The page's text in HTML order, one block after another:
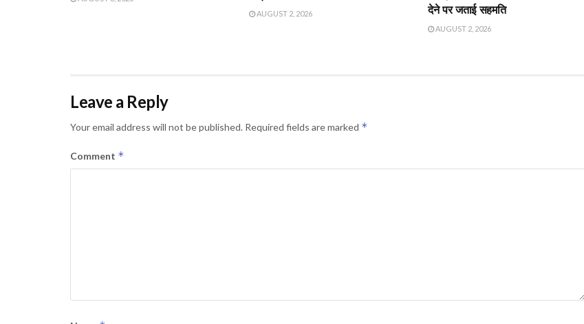
AUGUST 2, 2026
देने पर जताई सहमति
AUGUST 2, 2026
Leave a Reply
Your email address will not be published. Required fields are marked *
Comment *